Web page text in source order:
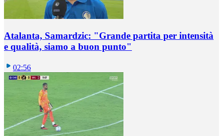
Atalanta, Samardzic: "Grande partita per intensità
e qualità, siamo a buon punto"
02:56